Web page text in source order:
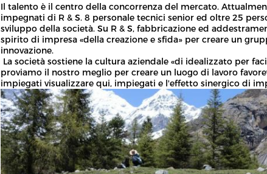
Il talento è il centro della concorrenza del mercato.
impegnati di R & S. 8 personale tecnici senior ed oltre 25
sviluppo della società. Su R & S, fabbricazione ed
spirito di impresa «della creazione e sfida» per creare un
innovazione.
La società sostiene la cultura aziendale «di idealizzato per
proviamo il nostro meglio per creare un luogo di lavoro
impiegati visualizzare qui, impiegati e l'effetto sinergico di